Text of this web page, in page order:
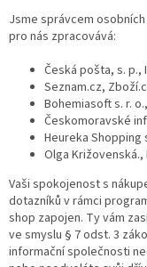
Jsme správcem
pro nás zpracovává:
Česká pošta, s. p.,
Seznam.cz,
Bohemiasoft s. r.
Českomoravské
Heureka Shopping
Olga Križovenská.,
Vaši spokojenost s
dotazníků v rámci
shop zapojen. Ty vám
ve smyslu § 7 odst. 3
informační společnosti